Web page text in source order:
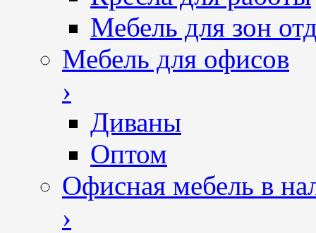
Мебель для зон
Мебель для офисов
›
Диваны
Оптом
Офисная мебель в
›